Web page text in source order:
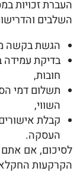
השלבים
הגשת בקשה
בדיקת
חובות,
תשלום דמי
השווי,
קבלת
העסקה.
לסיכום, אם
הקרקעות